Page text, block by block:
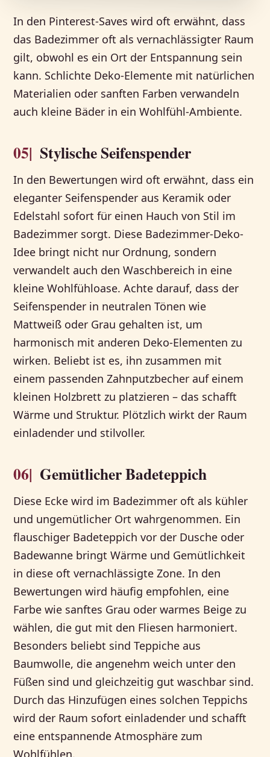
In den Pinterest-Saves wird oft erwähnt, dass
das Badezimmer oft als vernachlässigter Raum
gilt, obwohl es ein Ort der Entspannung sein
kann. Schlichte Deko-Elemente mit natürlichen
Materialien oder sanften Farben verwandeln
auch kleine Bäder in ein Wohlfühl-Ambiente.
05| Stylische Seifenspender
In den Bewertungen wird oft erwähnt, dass ein
eleganter Seifenspender aus Keramik oder
Edelstahl sofort für einen Hauch von Stil im
Badezimmer sorgt. Diese Badezimmer-Deko-
Idee bringt nicht nur Ordnung, sondern
verwandelt auch den Waschbereich in eine
kleine Wohlfühloase. Achte darauf, dass der
Seifenspender in neutralen Tönen wie
Mattweiß oder Grau gehalten ist, um
harmonisch mit anderen Deko-Elementen zu
wirken. Beliebt ist es, ihn zusammen mit
einem passenden Zahnputzbecher auf einem
kleinen Holzbrett zu platzieren – das schafft
Wärme und Struktur. Plötzlich wirkt der Raum
einladender und stilvoller.
06| Gemütlicher Badeteppich
Diese Ecke wird im Badezimmer oft als kühler
und ungemütlicher Ort wahrgenommen. Ein
flauschiger Badeteppich vor der Dusche oder
Badewanne bringt Wärme und Gemütlichkeit
in diese oft vernachlässigte Zone. In den
Bewertungen wird häufig empfohlen, eine
Farbe wie sanftes Grau oder warmes Beige zu
wählen, die gut mit den Fliesen harmoniert.
Besonders beliebt sind Teppiche aus
Baumwolle, die angenehm weich unter den
Füßen sind und gleichzeitig gut waschbar sind.
Durch das Hinzufügen eines solchen Teppichs
wird der Raum sofort einladender und schafft
eine entspannende Atmosphäre zum